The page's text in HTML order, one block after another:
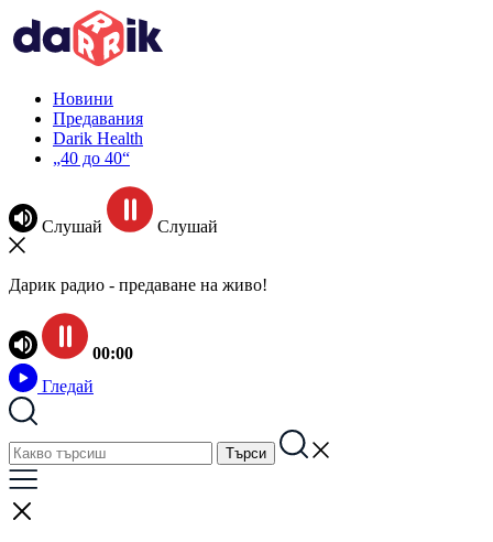
Новини
Предавания
Darik Health
„40 до 40“
Слушай Слушай
Дарик радио - предаване на живо!
00:00
Гледай